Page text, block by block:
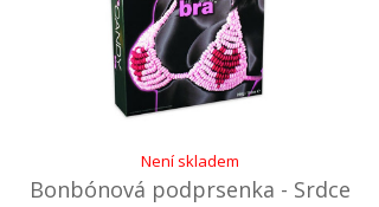
Není skladem
Bonbónová podprsenka - Srdce